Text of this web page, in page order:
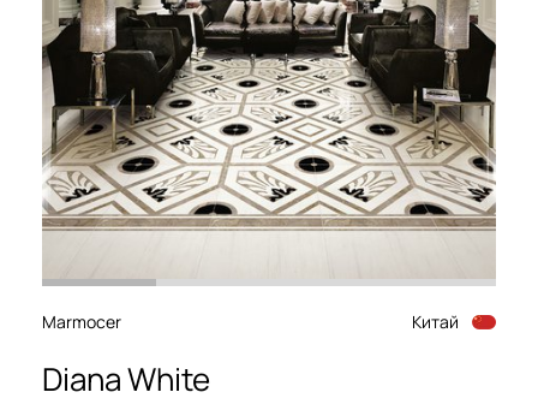
Marmocer Китай
Diana White